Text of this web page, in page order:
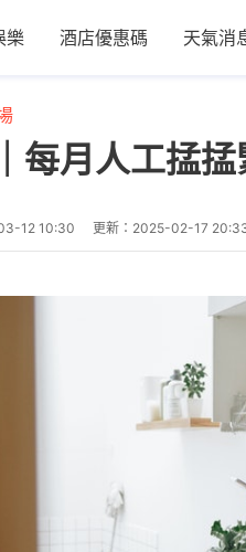
樂 酒店優惠碼 天氣消
每月人工掹
12 10:30 更新： 2025-02-17